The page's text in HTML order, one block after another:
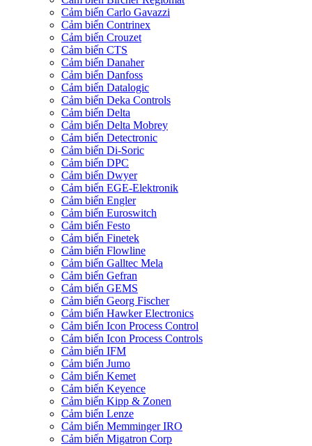
Cảm biến Carlo Gavazzi
Cảm biến Contrinex
Cảm biến Crouzet
Cảm biến CTS
Cảm biến Danaher
Cảm biến Danfoss
Cảm biến Datalogic
Cảm biến Deka Controls
Cảm biến Delta
Cảm biến Delta Mobrey
Cảm biến Detectronic
Cảm biến Di-Soric
Cảm biến DPC
Cảm biến Dwyer
Cảm biến EGE-Elektronik
Cảm biến Engler
Cảm biến Euroswitch
Cảm biến Festo
Cảm biến Finetek
Cảm biến Flowline
Cảm biến Galltec Mela
Cảm biến Gefran
Cảm biến GEMS
Cảm biến Georg Fischer
Cảm biến Hawker Electronics
Cảm biến Icon Process Control
Cảm biến Icon Process Controls
Cảm biến IFM
Cảm biến Jumo
Cảm biến Kemet
Cảm biến Keyence
Cảm biến Kipp & Zonen
Cảm biến Lenze
Cảm biến Memminger IRO
Cảm biến Migatron Corp